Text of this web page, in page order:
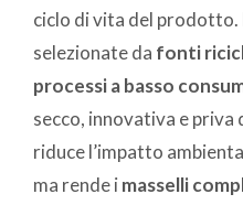
ciclo di vita del prodotto.
selezionate da fonti
processi a basso
secco, innovativa e priva
riduce l’impatto
ma rende i masselli